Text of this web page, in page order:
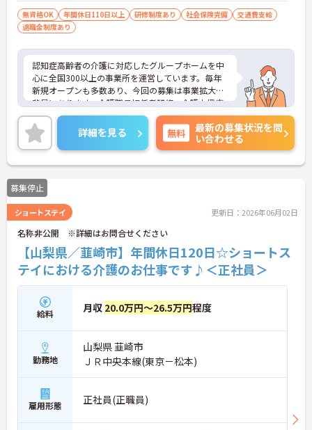
無資格OK 年間休日110日以上 研修制度あり 社会保険完備
交通費支給
退職金制度あり
認知症高齢者の介護に対応したグループホームを中
心に全国300以上の事業所を運営しています。毎年
新規オープンも多数あり、今回の募集は事業拡大が
背景にあります。介護職員初任者研修、介護支援専
門員、タクティールケアなどの資格取得のサポート
あり！現場を最大限サポートするために、教育・研
修・採用を専門とする部署や、コンプライアンスを
推進する部署があり、グループ企業を含めた柔軟か
つ強固なバックアップがあります。ご興味ある方に
は、面接対策ポイントなど、さらに詳細をお話しい
たしますのでお気軽にご相談ください。
詳細を見る 無料
最新の募集状況を問
い合わせる
募集停止
ショートステイ 更新日：2026年06月02日
名称非公開 ※詳細はお問合せください
【山梨県／韮崎市】年間休日120日☆ショートス
テイにおける介護のお仕事です♪＜正社員＞
給料 月収 20.0万円～26.5万円程度
勤務地
山梨県 韮崎市
ＪＲ中央本線(東京－松本)
雇用形態 正社員(正職員)